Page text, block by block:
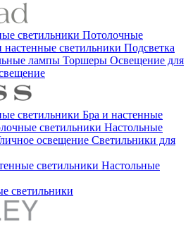
светильники Потолочные
настенные светильники Подсветка
лампы Торшеры Освещение для
светильники Бра и настенные
светильники Настольные
освещение Светильники для
светильники Настольные
светильники